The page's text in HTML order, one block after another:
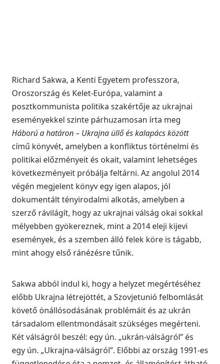
Richard Sakwa, a Kenti Egyetem professzora,
Oroszország és Kelet-Európa, valamint a
posztkommunista politika szakértője az ukrajnai
eseményekkel szinte párhuzamosan írta meg
Háború a határon – Ukrajna üllő és kalapács között
című könyvét, amelyben a konfliktus történelmi és
politikai előzményeit és okait, valamint lehetséges
következményeit próbálja feltárni. Az angolul 2014
végén megjelent könyv egy igen alapos, jól
dokumentált tényirodalmi alkotás, amelyben a
szerző rávilágít, hogy az ukrajnai válság okai sokkal
mélyebben gyökereznek, mint a 2014 eleji kijevi
események, és a szemben álló felek köre is tágabb,
mint ahogy első ránézésre tűnik.
Sakwa abból indul ki, hogy a helyzet megértéséhez
előbb Ukrajna létrejöttét, a Szovjetunió felbomlását
követő önállósodásának problémáit és az ukrán
társadalom ellentmondásait szükséges megérteni.
Két válságról beszél: egy ún. „ukrán-válságról” és
egy ún. „Ukrajna-válságról”. Előbbi az ország 1991-es